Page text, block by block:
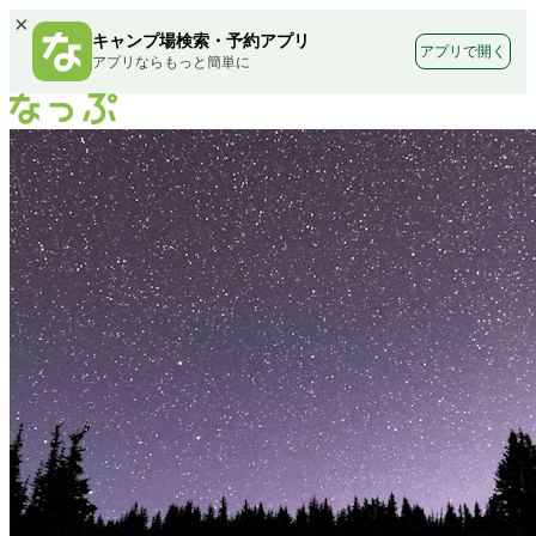
×
キャンプ場検索・予約アプリ
アプリならもっと簡単に
アプリで開く